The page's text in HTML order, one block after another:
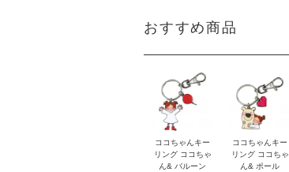
おすすめ商品
ココちゃんキー
リング ココちゃ
ん& バルーン
ココちゃんキー
リング ココちゃ
ん& ポール